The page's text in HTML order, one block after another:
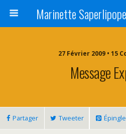
27 Février 2009 • 15
Message
Partager Tweeter